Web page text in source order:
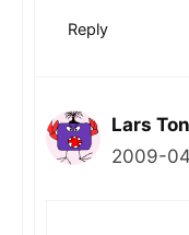
Reply
Lars
2009-